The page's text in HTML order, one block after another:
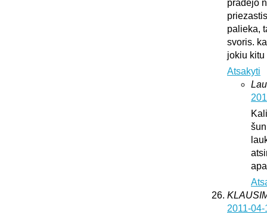
pradejo
palieka,
svoris.
jokiu kitu
Atsakyti
2011-